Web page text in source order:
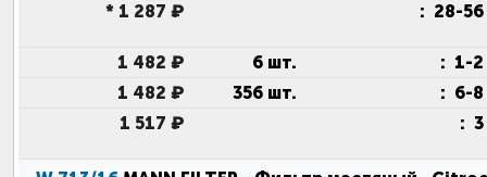
* 1 287 ₽ : 28-
1 482 ₽ 6 шт. : 1-
1 482 ₽
356 шт. : 6-
1 517 ₽
: